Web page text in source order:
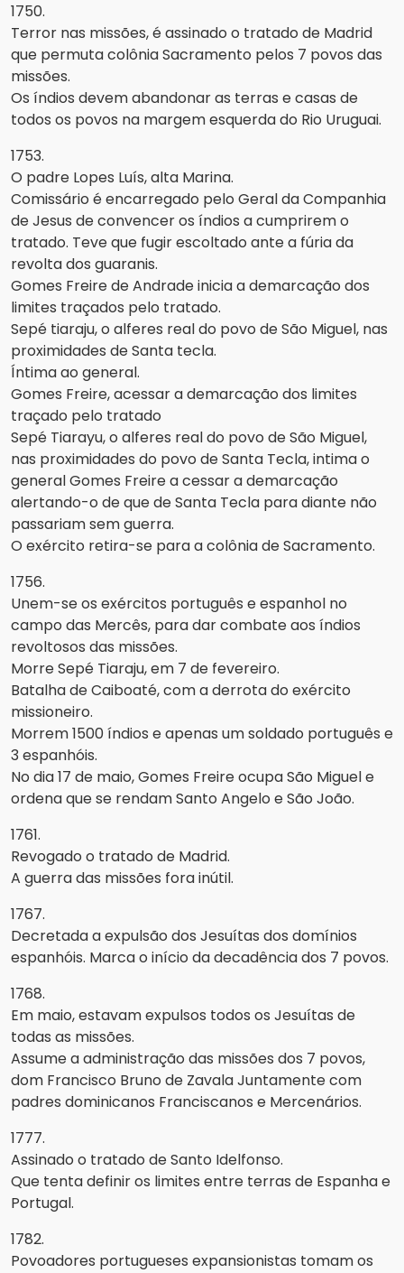
1750.
Terror nas missões, é assinado o tratado de Madrid
que permuta colônia Sacramento pelos 7 povos das
missões.
Os índios devem abandonar as terras e casas de
todos os povos na margem esquerda do Rio Uruguai.
1753.
O padre Lopes Luís, alta Marina.
Comissário é encarregado pelo Geral da Companhia
de Jesus de convencer os índios a cumprirem o
tratado. Teve que fugir escoltado ante a fúria da
revolta dos guaranis.
Gomes Freire de Andrade inicia a demarcação dos
limites traçados pelo tratado.
Sepé tiaraju, o alferes real do povo de São Miguel, nas
proximidades de Santa tecla.
Íntima ao general.
Gomes Freire, acessar a demarcação dos limites
traçado pelo tratado
Sepé Tiarayu, o alferes real do povo de São Miguel,
nas proximidades do povo de Santa Tecla, intima o
general Gomes Freire a cessar a demarcação
alertando-o de que de Santa Tecla para diante não
passariam sem guerra.
O exército retira-se para a colônia de Sacramento.
1756.
Unem-se os exércitos português e espanhol no
campo das Mercês, para dar combate aos índios
revoltosos das missões.
Morre Sepé Tiaraju, em 7 de fevereiro.
Batalha de Caiboaté, com a derrota do exército
missioneiro.
Morrem 1500 índios e apenas um soldado português e
3 espanhóis.
No dia 17 de maio, Gomes Freire ocupa São Miguel e
ordena que se rendam Santo Angelo e São João.
1761.
Revogado o tratado de Madrid.
A guerra das missões fora inútil.
1767.
Decretada a expulsão dos Jesuítas dos domínios
espanhóis. Marca o início da decadência dos 7 povos.
1768.
Em maio, estavam expulsos todos os Jesuítas de
todas as missões.
Assume a administração das missões dos 7 povos,
dom Francisco Bruno de Zavala Juntamente com
padres dominicanos Franciscanos e Mercenários.
1777.
Assinado o tratado de Santo Idelfonso.
Que tenta definir os limites entre terras de Espanha e
Portugal.
1782.
Povoadores portugueses expansionistas tomam os